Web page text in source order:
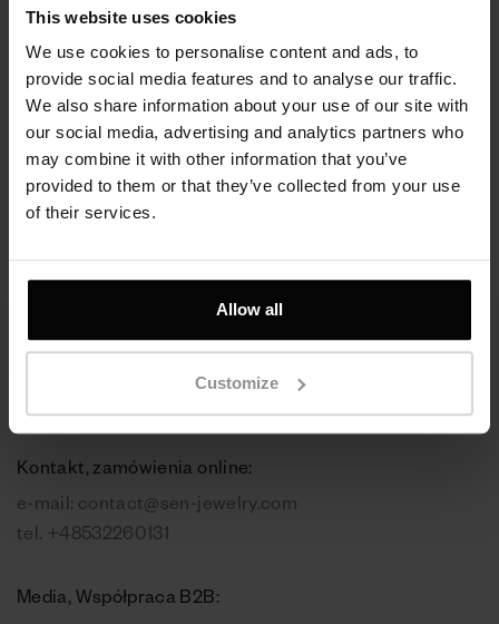
This website uses cookies
We use cookies to personalise content and ads, to
provide social media features and to analyse our traffic.
We also share information about your use of our site with
our social media, advertising and analytics partners who
may combine it with other information that you’ve
provided to them or that they’ve collected from your use
of their services.
Allow all
Customize
Pierścionek srebrny -
Love
330 zł
Pierścionek Cloud,
srebro próby 925
Skontaktuj się z nami
Kontakt, zamówienia online:
e-mail: contact@sen-jewelry.com
tel. +48532260131
Media, Współpraca B2B: